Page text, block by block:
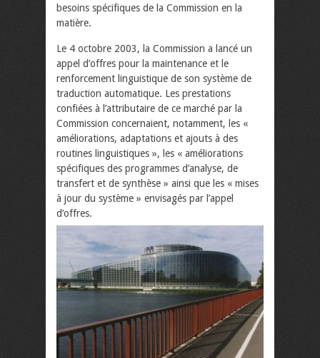
besoins spécifiques de la Commission en la
matière.
Le 4 octobre 2003, la Commission a lancé un
appel d’offres pour la maintenance et le
renforcement linguistique de son système de
traduction automatique. Les prestations
confiées à l’attributaire de ce marché par la
Commission concernaient, notamment, les «
améliorations, adaptations et ajouts à des
routines linguistiques », les « améliorations
spécifiques des programmes d’analyse, de
transfert et de synthèse » ainsi que les « mises
à jour du système » envisagés par l’appel
d’offres.